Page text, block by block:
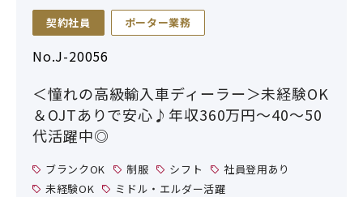
契約社員 ポーター業務
No.J-20056
＜憧れの高級輸入車ディーラー＞未経験OK
＆OJTありで安心♪年収360万円～40～50
代活躍中◎
ブランクOK 制服 シフト
社員登用あり
未経験OK
ミドル・エルダー活躍